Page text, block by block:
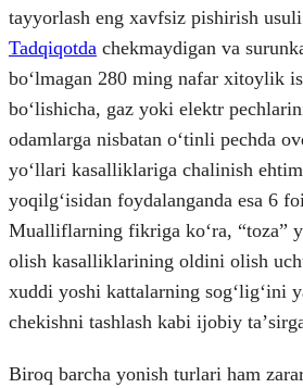
tayyorlash eng xavfsiz pishirish
Tadqiqotda chekmaydigan va
boʻlmagan 280 ming nafar xitoylik
boʻlishicha, gaz yoki elektr
odamlarga nisbatan oʻtinli pechda
yoʻllari kasalliklariga chalinish
yoqilgʻisidan foydalanganda esa 6
Mualliflarning fikriga koʻra, “toza”
olish kasalliklarining oldini olish
xuddi yoshi kattalarning sogʻligʻini
chekishni tashlash kabi ijobiy
Biroq barcha yonish turlari ham